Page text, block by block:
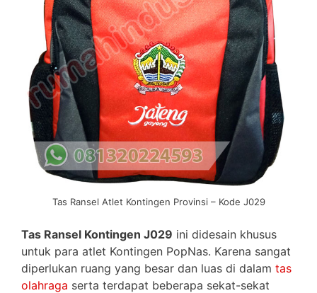
Tas Ransel Atlet Kontingen Provinsi – Kode J029
Tas Ransel Kontingen J029 ini didesain khusus
untuk para atlet Kontingen PopNas. Karena sangat
diperlukan ruang yang besar dan luas di dalam tas
olahraga serta terdapat beberapa sekat-sekat